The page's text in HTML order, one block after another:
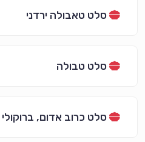
סלט טאבולה ירדני
סלט טבולה
סלט כרוב אדום, ברוקולי